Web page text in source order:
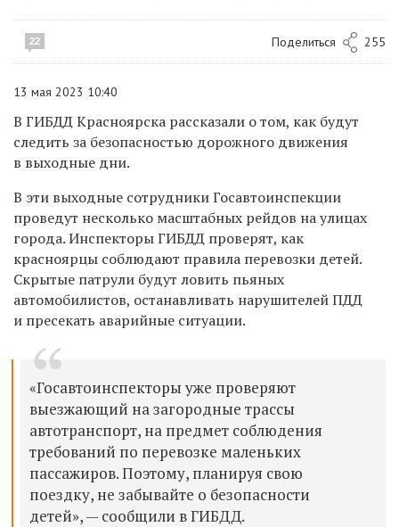
22 Поделиться 255
13 мая 2023 10:40
В ГИБДД Красноярска рассказали о том, как будут
следить за безопасностью дорожного движения
в выходные дни.
В эти выходные сотрудники Госавтоинспекции
проведут несколько масштабных рейдов на улицах
города. Инспекторы ГИБДД проверят, как
красноярцы соблюдают правила перевозки детей.
Скрытые патрули будут ловить пьяных
автомобилистов, останавливать нарушителей ПДД
и пресекать аварийные ситуации.
«Госавтоинспекторы уже проверяют
выезжающий на загородные трассы
автотранспорт, на предмет соблюдения
требований по перевозке маленьких
пассажиров. Поэтому, планируя свою
поездку, не забывайте о безопасности
детей», — сообщили в ГИБДД.